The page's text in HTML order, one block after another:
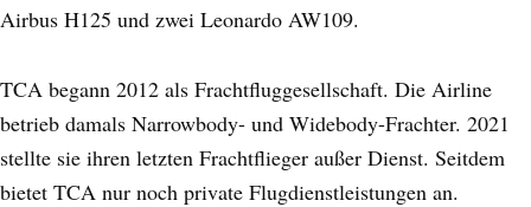
Airbus H125 und zwei Leonardo AW109.
TCA begann 2012 als Frachtfluggesellschaft. Die Airline
betrieb damals Narrowbody- und Widebody-Frachter. 2021
stellte sie ihren letzten Frachtflieger außer Dienst. Seitdem
bietet TCA nur noch private Flugdienstleistungen an.